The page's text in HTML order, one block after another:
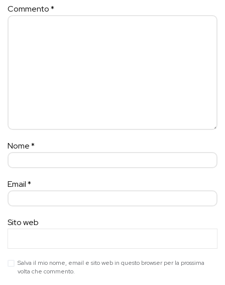
Commento*
Nome*
Email*
Sito web
Salva il mio nome, email e sito web in questo browser per la prossima
volta che commento.